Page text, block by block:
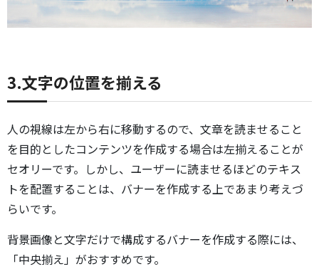
3.文字の位置を揃える
人の視線は左から右に移動するので、文章を読ませること
を目的としたコンテンツを作成する場合は左揃えることが
セオリーです。しかし、ユーザーに読ませるほどのテキス
トを配置することは、バナーを作成する上であまり考えづ
らいです。
背景画像と文字だけで構成するバナーを作成する際には、
「中央揃え」がおすすめです。